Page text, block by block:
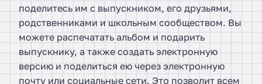
поделитесь им с выпускником, его друзьями,
родственниками и школьным сообществом. Вы
можете распечатать альбом и подарить
выпускнику, а также создать электронную
версию и поделиться ею через электронную
почту или социальные сети. Это позволит всем